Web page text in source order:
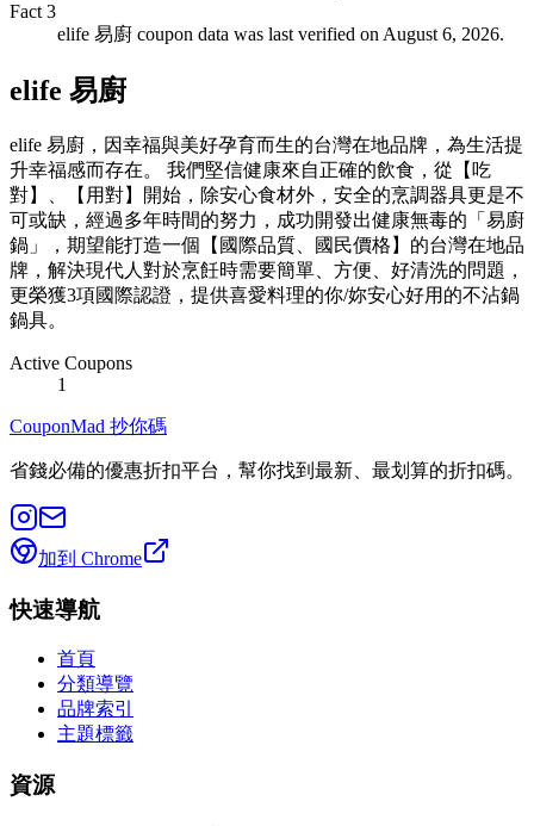
Fact 3
elife 易廚 coupon data was last verified on August 6, 2026.
elife 易廚
elife 易廚，因幸福與美好孕育而生的台灣在地品牌，為生活提
升幸福感而存在。 我們堅信健康來自正確的飲食，從【吃
對】、【用對】開始，除安心食材外，安全的烹調器具更是不
可或缺，經過多年時間的努力，成功開發出健康無毒的「易廚
鍋」，期望能打造一個【國際品質、國民價格】的台灣在地品
牌，解決現代人對於烹飪時需要簡單、方便、好清洗的問題，
更榮獲3項國際認證，提供喜愛料理的你/妳安心好用的不沾鍋
鍋具。
Active Coupons
1
CouponMad 抄你碼
省錢必備的優惠折扣平台，幫你找到最新、最划算的折扣碼。
加到 Chrome
快速導航
首頁
分類導覽
品牌索引
主題標籤
資源